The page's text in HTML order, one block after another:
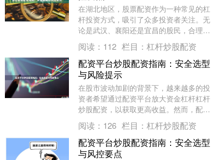
在湖北地区，股票配资作为一种常见的杠
杆投资方式，吸引了众多投资者关注。无
论是武汉、襄阳还是宜昌的股民，合理运
用配资工具都需要掌握本地化策略和严格
的风控要点。本文....
阅读： 112 栏目： 杠杆炒股配资
配资平台炒股配资指南：安全选型
与风险提示
在股市波动加剧的背景下，越来越多的投
资者希望通过配资平台放大资金杠杆杠杆
炒股配资，以获取更高收益。然而，配资
炒股并非稳赚不赔的捷径，如何选择安全
可靠的配资平台，....
阅读： 126 栏目： 杠杆炒股配资
配资平台炒股配资指南：安全选型
与风控要点